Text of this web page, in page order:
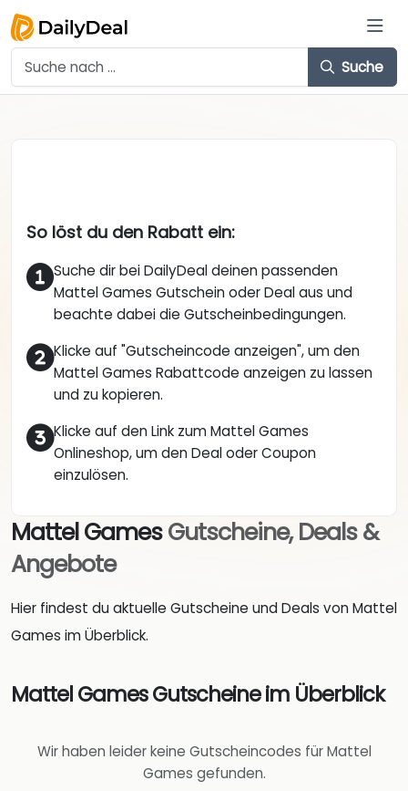
Suche
So löst du den Rabatt ein:
Suche dir bei DailyDeal deinen passenden
Mattel Games Gutschein oder Deal aus und
beachte dabei die Gutscheinbedingungen.
Klicke auf "Gutscheincode anzeigen", um den
Mattel Games Rabattcode anzeigen zu lassen
und zu kopieren.
Klicke auf den Link zum Mattel Games
Onlineshop, um den Deal oder Coupon
einzulösen.
Mattel GamesGutscheine, Deals &
Angebote
Hier findest du aktuelle Gutscheine und Deals von Mattel
Games im Überblick.
Mattel Games Gutscheine im Überblick
Wir haben leider keine Gutscheincodes für Mattel
Games gefunden.